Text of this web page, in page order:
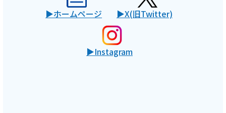
ホームページ X(旧Twitter)
Instagram